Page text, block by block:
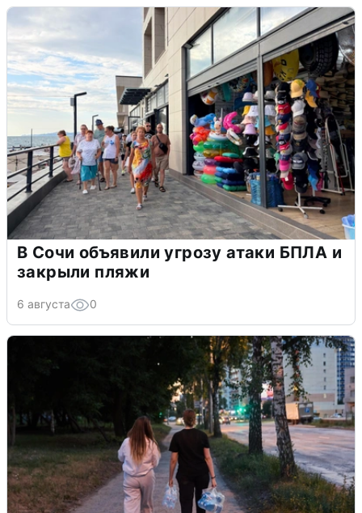
В Сочи объявили угрозу атаки БПЛА и
закрыли пляжи
6 августа 0